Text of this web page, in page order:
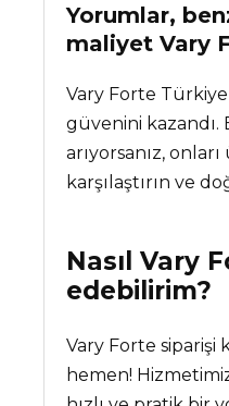
Yorumlar,
maliyetVary
Vary Forte
güvenini
arıyorsanız,
karşılaştırın ve
NasılVary
edebilirim?
Vary Forte siparişi
hemen!